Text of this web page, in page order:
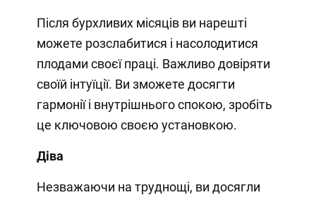
Після бурхливих місяців ви нарешті
можете розслабитися і насолодитися
плодами своєї праці. Важливо довіряти
своїй інтуїції. Ви зможете досягти
гармонії і внутрішнього спокою, зробіть
це ключовою своєю установкою.
Діва
Незважаючи на труднощі, ви досягли